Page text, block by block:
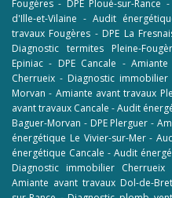
Fougères - DPE Ploué-sur-Rance -
d'Ille-et-Vilaine - Audit
travaux Fougères - DPE La
Diagnostic termites Pleine-
Epiniac - DPE Cancale -
Cherrueix - Diagnostic immobilier
Morvan - Amiante avant travaux
avant travaux Cancale -Audit
Baguer-Morvan - DPE Plerguer -
énergétique Le Vivier-sur-Mer-
énergétique Cancale - Audit
Diagnostic immobilier Cherrueix
Amiante avant travaux Dol-de-